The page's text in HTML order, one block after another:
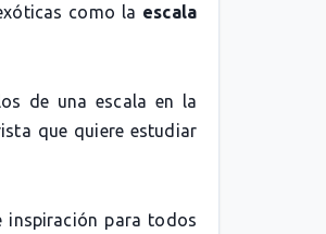
como la escala
de una escala en la
que quiere estudiar
inspiración para todos